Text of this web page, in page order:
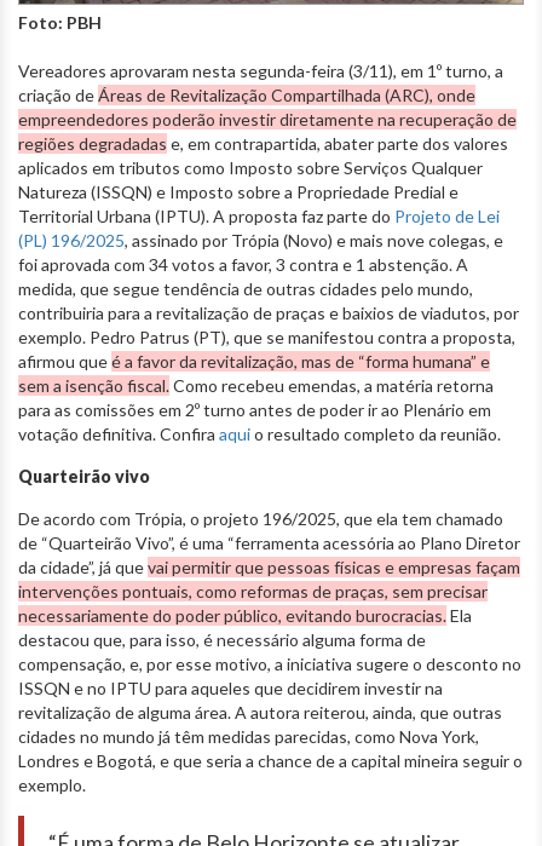
Foto: PBH
Vereadores aprovaram nesta segunda-feira (3/11), em 1º turno, a
criação deÁreas de Revitalização Compartilhada (ARC), onde
empreendedores poderão investir diretamente na recuperação de
regiões degradadas e, em contrapartida, abater parte dos valores
aplicados em tributos como Imposto sobre Serviços Qualquer
Natureza (ISSQN) e Imposto sobre a Propriedade Predial e
Territorial Urbana (IPTU). A proposta faz parte do Projeto de Lei
(PL) 196/2025, assinado por Trópia (Novo) e mais nove colegas, e
foi aprovada com 34 votos a favor, 3 contra e 1 abstenção. A
medida, que segue tendência de outras cidades pelo mundo,
contribuiria para a revitalização de praças e baixios de viadutos, por
exemplo. Pedro Patrus (PT), que se manifestou contra a proposta,
afirmou queé a favor da revitalização, mas de “forma humana” e
sem a isenção fiscal.Como recebeu emendas, a matéria retorna
para as comissões em 2º turno antes de poder ir ao Plenário em
votação definitiva. Confira aquio resultado completo da reunião.
Quarteirão vivo
De acordo com Trópia, o projeto 196/2025, que ela tem chamado
de “Quarteirão Vivo”, é uma “ferramenta acessória ao Plano Diretor
da cidade”, já quevai permitir que pessoas físicas e empresas façam
intervenções pontuais, como reformas de praças, sem precisar
necessariamente do poder público, evitando burocracias.Ela
destacou que, para isso, é necessário alguma forma de
compensação, e, por esse motivo, a iniciativa sugere o desconto no
ISSQN e no IPTU para aqueles que decidirem investir na
revitalização de alguma área. A autora reiterou, ainda, que outras
cidades no mundo já têm medidas parecidas, como Nova York,
Londres e Bogotá, e que seria a chance de a capital mineira seguir o
exemplo.